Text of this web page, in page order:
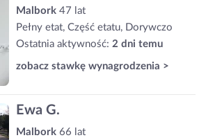
Malbork 47 lat
Pełny etat, Część etatu, Dorywczo
Ostatnia aktywność: 2 dni temu
zobacz stawkę wynagrodzenia >
Ewa G.
Malbork 66 lat